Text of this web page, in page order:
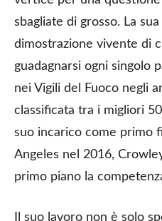
sbagliate di grosso. La
dimostrazione vivente di
guadagnarsi ogni singolo
nei Vigili del Fuoco negli
classificata tra i migliori
suo incarico come primo
Angeles nel 2016,
primo piano la
Il suo lavoro non è solo